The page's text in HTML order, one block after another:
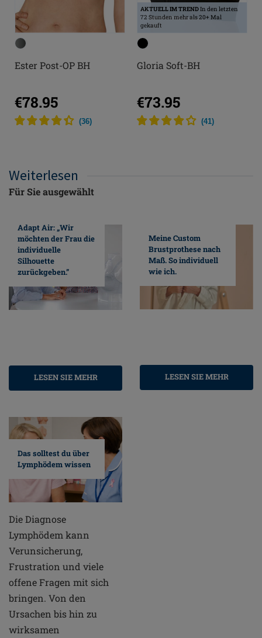
Ester Post-OP BH
€78.95
(36)
AKTUELL IM TRENDIn den letzten
72 Stunden mehr als 20+ Mal
gekauft
Gloria Soft-BH
€73.95
(41)
Weiterlesen
Für Sie ausgewählt
Adapt Air: „Wir
möchten der Frau die
individuelle
Silhouette
zurückgeben.”
LESEN SIE MEHR
Meine Custom
Brustprothese nach
Maß. So individuell
wie ich.
LESEN SIE MEHR
Das solltest du über
Lymphödem wissen
Die Diagnose
Lymphödem kann
Verunsicherung,
Frustration und viele
offene Fragen mit sich
bringen. Von den
Ursachen bis hin zu
wirksamen